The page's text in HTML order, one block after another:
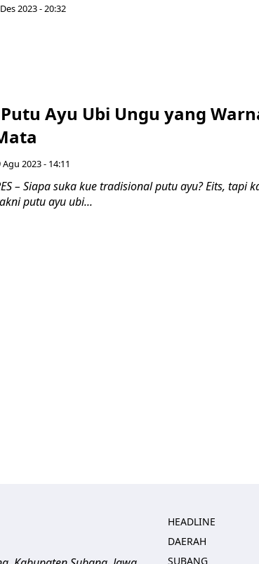
2023 - 20:32
Ayu Ubi Ungu yang
Agu 2023 - 14:11
– Siapa suka kue tradisional putu ayu? Eits, tapi
putu ayu ubi...
HEADLINE
DAERAH
SUBANG